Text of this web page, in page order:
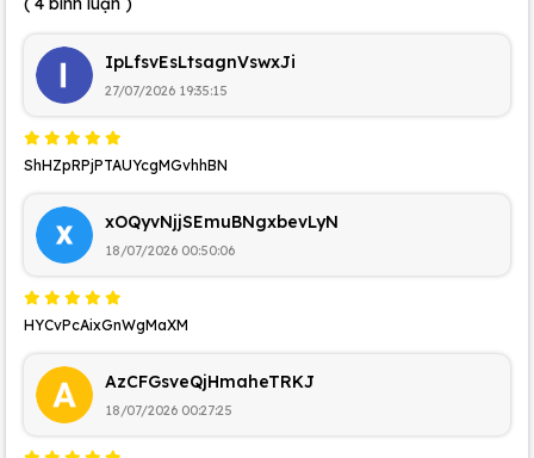
IpLfsvEsLtsagnVswxJi
27/07/2026 19:35:15
ShHZpRPjPTAUYcgMGvhhBN
xOQyvNjjSEmuBNgxbevLyN
18/07/2026 00:50:06
HYCvPcAixGnWgMaXM
AzCFGsveQjHmaheTRKJ
18/07/2026 00:27:25